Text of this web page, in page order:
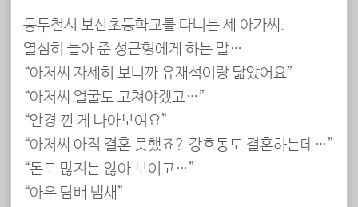
동두천시 보산초등학교를 다니는 세 아가씨.
열심히 놀아 준 성근형에게 하는 말…
“아저씨 자세히 보니까 유재석이랑 닮았어요”
“아저씨 얼굴도 고쳐야겠고…”
“안경 낀 게 나아보여요”
“아저씨 아직 결혼 못했죠? 강호동도 결혼하는데…”
“돈도 많지는 않아 보이고…”
“아우 담배 냄새”